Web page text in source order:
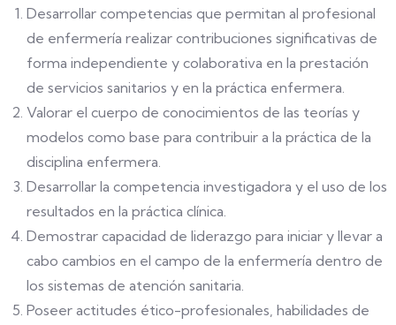
Desarrollar competencias que permitan al profesional
de enfermería realizar contribuciones significativas de
forma independiente y colaborativa en la prestación
de servicios sanitarios y en la práctica enfermera.
Valorar el cuerpo de conocimientos de las teorías y
modelos como base para contribuir a la práctica de la
disciplina enfermera.
Desarrollar la competencia investigadora y el uso de los
resultados en la práctica clínica.
Demostrar capacidad de liderazgo para iniciar y llevar a
cabo cambios en el campo de la enfermería dentro de
los sistemas de atención sanitaria.
Poseer actitudes ético-profesionales, habilidades de